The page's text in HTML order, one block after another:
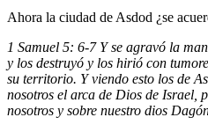
Ahora la ciudad de Asdod ¿se
1 Samuel 5: 6-7 Y se agravó la
y los destruyó y los hirió con
su territorio. Y viendo esto los de
nosotros el arca de Dios de Israel,
nosotros y sobre nuestro dios